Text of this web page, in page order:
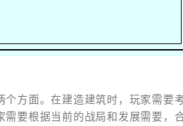
方面。在建造建筑时，玩家需要
需要根据当前的战局和发展需要，